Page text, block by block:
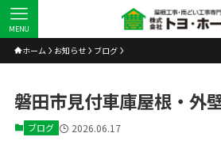
MENU
ホーム お知らせ ブログ
磐田市見付車庫屋根・外
ブログ 2026.06.17